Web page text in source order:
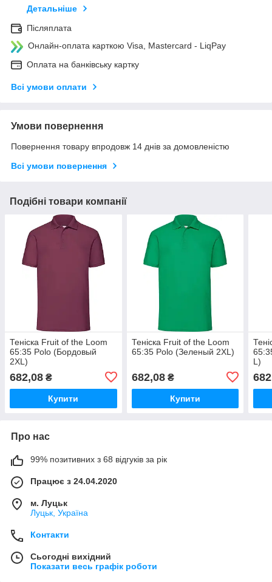
Детальніше
Післяплата
Онлайн-оплата карткою Visa, Mastercard - LiqPay
Оплата на банківську картку
Всі умови оплати
Умови повернення
Повернення товару впродовж 14 днів за домовленістю
Всі умови повернення
Подібні товари компанії
Теніска Fruit of the Loom
65:35 Polo (Бордовый
2XL)
682,08 ₴
Купити
Теніска Fruit of the Loom
65:35 Polo (Зеленый 2XL)
682,08₴
Купити
L)
Про нас
99% позитивних з 68 відгуків за рік
Працює з 24.04.2020
м. Луцьк
Луцьк, Україна
Контакти
Сьогодні вихідний
Показати весь графік роботи